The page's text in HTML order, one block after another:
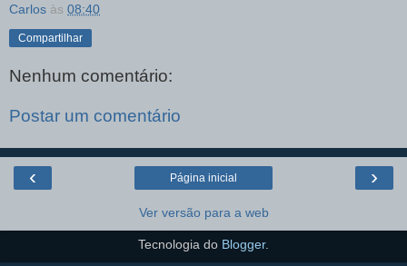
Carlos às 08:40
Compartilhar
Nenhum comentário:
Postar um comentário
‹ ›
Página inicial
Ver versão para a web
Tecnologia do Blogger.